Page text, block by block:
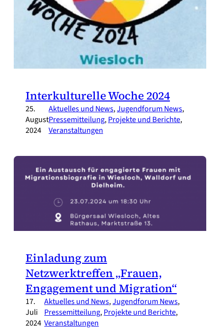
Interkulturelle Woche 2024
25.
August
2024
Aktuelles und News, Jugendforum News
Pressemitteilung, Projekte und Berichte
Veranstaltungen
Einladung zum
Netzwerktreffen „Frauen,
Engagement und Migration“
17.
Juli
2024
Aktuelles und News, Jugendforum News
Pressemitteilung, Projekte und Berichte
Veranstaltungen